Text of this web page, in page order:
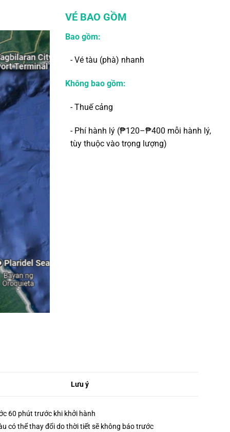
VÉ BAO GỒM
Bao gồm:
- Vé tàu (phà) nhanh
Không bao gồm:
- Thuế cảng
- Phí hành lý (₱120–₱400 mỗi hành lý,
tùy thuộc vào trọng lượng)
Lưu ý
60 phút trước khi khởi hành
có thể thay đổi do thời tiết sẽ không báo trước